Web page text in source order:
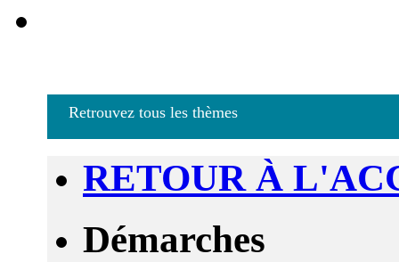
Retrouvez tous les thèmes
RETOUR À
Démarches